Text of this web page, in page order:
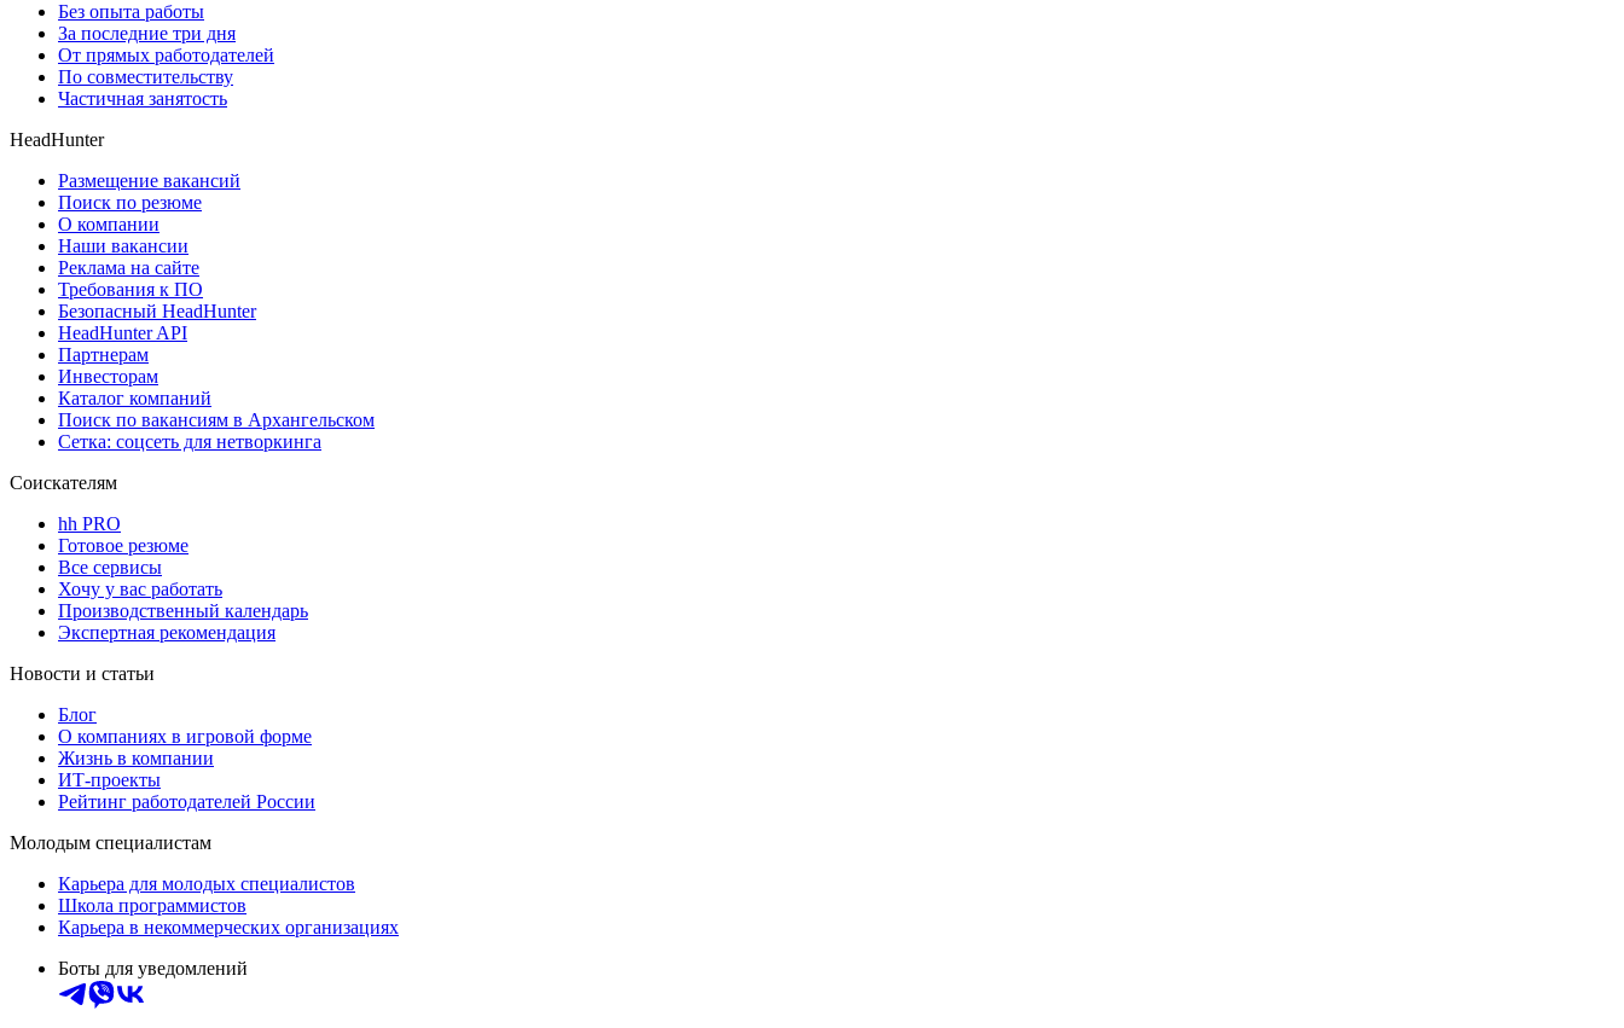
Без опыта работы
За последние три дня
От прямых работодателей
По совместительству
Частичная занятость
HeadHunter
Размещение вакансий
Поиск по резюме
О компании
Наши вакансии
Реклама на сайте
Требования к ПО
Безопасный HeadHunter
HeadHunter API
Партнерам
Инвесторам
Каталог компаний
Поиск по вакансиям в Архангельском
Сетка: соцсеть для нетворкинга
Соискателям
hh PRO
Готовое резюме
Все сервисы
Хочу у вас работать
Производственный календарь
Экспертная рекомендация
Новости и статьи
Блог
О компаниях в игровой форме
Жизнь в компании
ИТ-проекты
Рейтинг работодателей России
Молодым специалистам
Карьера для молодых специалистов
Школа программистов
Карьера в некоммерческих организациях
Боты для уведомлений